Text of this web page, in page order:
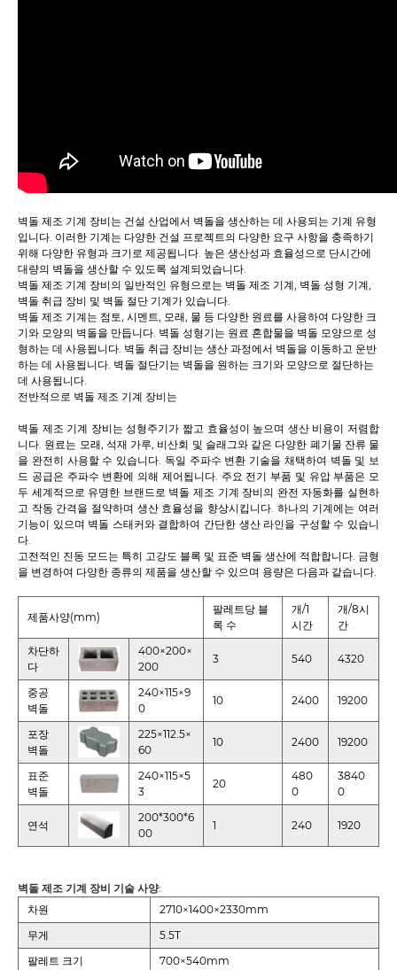
벽돌 제조 기계 장비는 건설 산업에서 벽돌을 생산하는 데 사용되는 기계 유형
입니다. 이러한 기계는 다양한 건설 프로젝트의 다양한 요구 사항을 충족하기
위해 다양한 유형과 크기로 제공됩니다. 높은 생산성과 효율성으로 단시간에
대량의 벽돌을 생산할 수 있도록 설계되었습니다.
벽돌 제조 기계 장비의 일반적인 유형으로는 벽돌 제조 기계, 벽돌 성형 기계,
벽돌 취급 장비 및 벽돌 절단 기계가 있습니다.
벽돌 제조 기계는 점토, 시멘트, 모래, 물 등 다양한 원료를 사용하여 다양한 크
기와 모양의 벽돌을 만듭니다. 벽돌 성형기는 원료 혼합물을 벽돌 모양으로 성
형하는 데 사용됩니다. 벽돌 취급 장비는 생산 과정에서 벽돌을 이동하고 운반
하는 데 사용됩니다. 벽돌 절단기는 벽돌을 원하는 크기와 모양으로 절단하는
데 사용됩니다.
전반적으로 벽돌 제조 기계 장비는
벽돌 제조 기계 장비는 성형주기가 짧고 효율성이 높으며 생산 비용이 저렴합
니다. 원료는 모래, 석재 가루, 비산회 및 슬래그와 같은 다양한 폐기물 잔류 물
을 완전히 사용할 수 있습니다. 독일 주파수 변환 기술을 채택하여 벽돌 및 보
드 공급은 주파수 변환에 의해 제어됩니다. 주요 전기 부품 및 유압 부품은 모
두 세계적으로 유명한 브랜드로 벽돌 제조 기계 장비의 완전 자동화를 실현하
고 작동 간격을 절약하며 생산 효율성을 향상시킵니다. 하나의 기계에는 여러
기능이 있으며 벽돌 스태커와 결합하여 간단한 생산 라인을 구성할 수 있습니
다.
고전적인 진동 모드는 특히 고강도 블록 및 표준 벽돌 생산에 적합합니다. 금형
을 변경하여 다양한 종류의 제품을 생산할 수 있으며 용량은 다음과 같습니다.
제품사양(mm)
팔레트당 블
록 수
개/1
시간
개/8시
간
차단하
다
400×200×
200
3 540 4320
중공
벽돌
240×115×9
0
10 2400 19200
포장
벽돌
225×112.5×
60
10 2400 19200
표준
벽돌
240×115×5
3
20
480
0
3840
0
연석
200*300*6
00
1 240 1920
벽돌 제조 기계 장비 기술 사양:
차원
2710×1400×2330mm
무게
5.5T
팔레트 크기
700×540mm